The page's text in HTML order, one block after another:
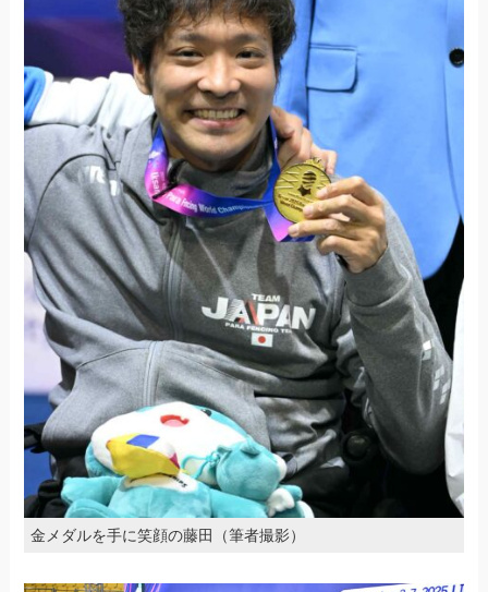
金メダルを手に笑顔の藤田（筆者撮影）